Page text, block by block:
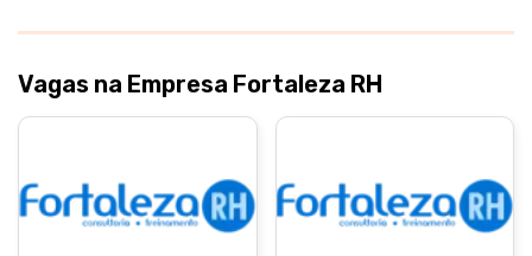
Vagas na Empresa Fortaleza RH